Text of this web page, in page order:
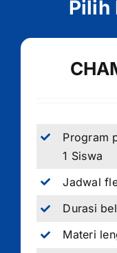
Pilih
Program
1 Siswa
Jadwal
Durasi
Materi